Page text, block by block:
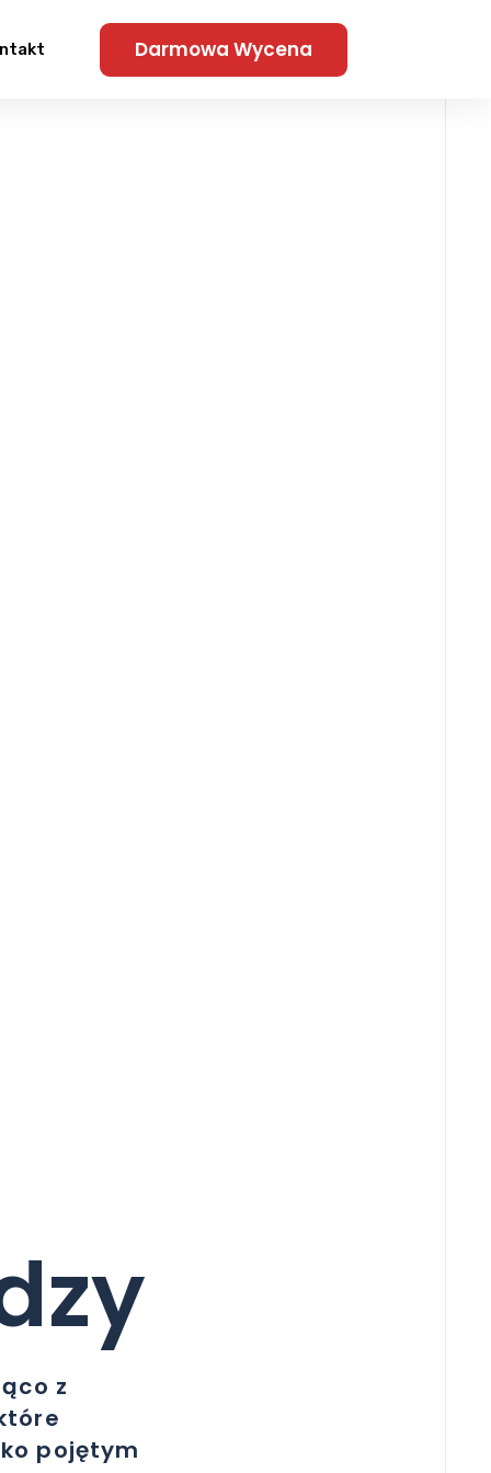
Darmowa Wycena
z
pojętym